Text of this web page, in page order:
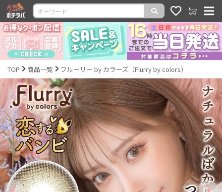
TOP 商品一覧 フルーリー by カラーズ（Flurry by colors）